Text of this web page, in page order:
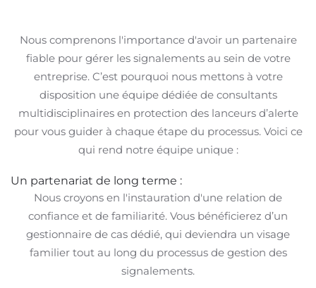
Nous comprenons l'importance d'avoir un partenaire
fiable pour gérer les signalements au sein de votre
entreprise. C’est pourquoi nous mettons à votre
disposition une équipe dédiée de consultants
multidisciplinaires en protection des lanceurs d’alerte
pour vous guider à chaque étape du processus. Voici ce
qui rend notre équipe unique :
Un partenariat de long terme :
Nous croyons en l'instauration d'une relation de
confiance et de familiarité. Vous bénéficierez d’un
gestionnaire de cas dédié, qui deviendra un visage
familier tout au long du processus de gestion des
signalements.